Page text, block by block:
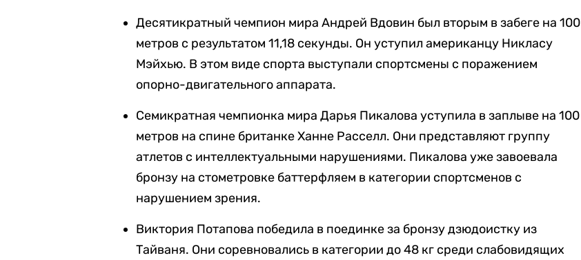
Десятикратный чемпион мира Андрей Вдовин был вторым в забеге на 100
метров с результатом 11,18 секунды. Он уступил американцу Никласу
Мэйхью. В этом виде спорта выступали спортсмены с поражением
опорно-двигательного аппарата.
Семикратная чемпионка мира Дарья Пикалова уступила в заплыве на 100
метров на спине британке Ханне Расселл. Они представляют группу
атлетов с интеллектуальными нарушениями. Пикалова уже завоевала
бронзу на стометровке баттерфляем в категории спортсменов с
нарушением зрения.
Виктория Потапова победила в поединке за бронзу дзюдоистку из
Тайваня. Они соревновались в категории до 48 кг среди слабовидящих